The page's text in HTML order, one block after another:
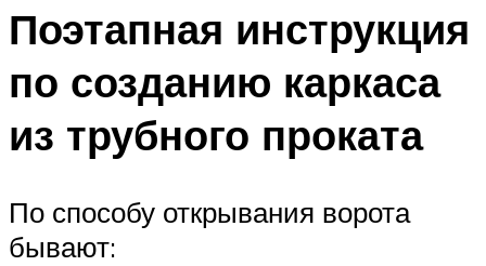
Поэтапная инструкция
по созданию каркаса
из трубного проката
По способу открывания ворота
бывают: